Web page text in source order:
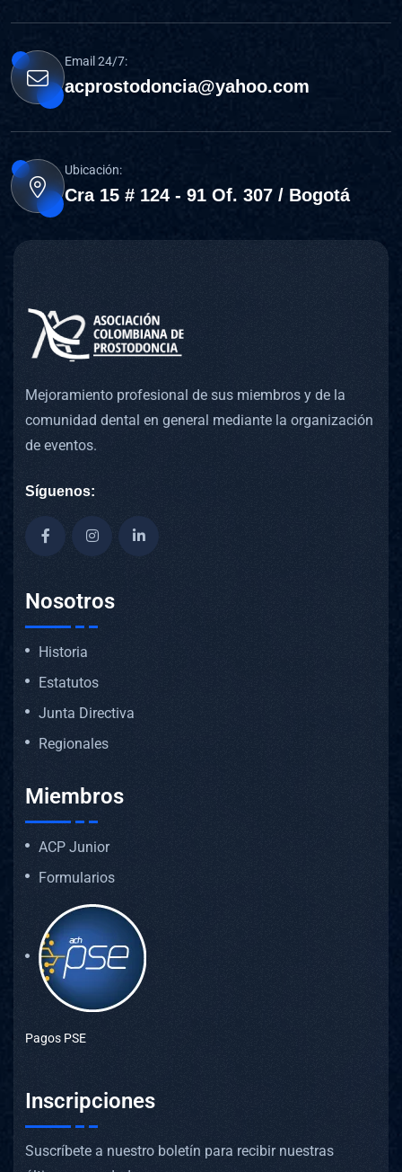
Email 24/7:
acprostodoncia@yahoo.com
Ubicación:
Cra 15 # 124 - 91 Of. 307 / Bogotá
Mejoramiento profesional de sus miembros y de la
comunidad dental en general mediante la organización
de eventos.
Síguenos:
Nosotros
Historia
Estatutos
Junta Directiva
Regionales
Miembros
ACP Junior
Formularios
Pagos PSE
Inscripciones
Suscríbete a nuestro boletín para recibir nuestras